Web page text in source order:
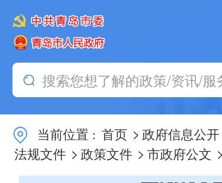
当前位置 : 首页 > 政府信息公开
法规文件 > 政策文件 > 市政府公文